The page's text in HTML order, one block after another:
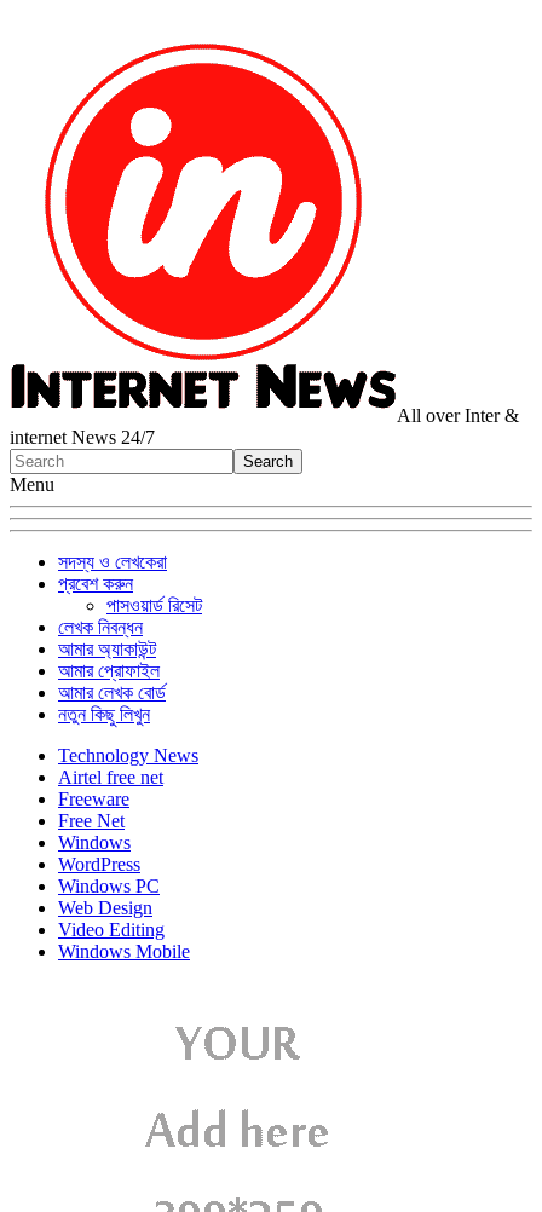
All over Inter &
internet News 24/7
Menu
সদস্য ও লেখকেরা
প্রবেশ করুন
পাসওয়ার্ড রিসেট
লেখক নিবন্ধন
আমার অ্যাকাউন্ট
আমার প্রোফাইল
আমার লেখক বোর্ড
নতুন কিছু লিখুন
Technology News
Airtel free net
Freeware
Free Net
Windows
WordPress
Windows PC
Web Design
Video Editing
Windows Mobile